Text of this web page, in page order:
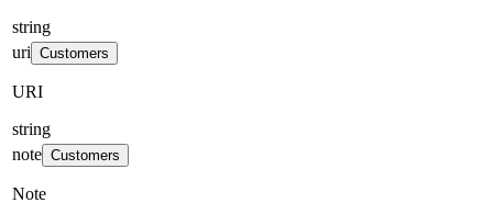
string
uri Customers
URI
string
note Customers
Note